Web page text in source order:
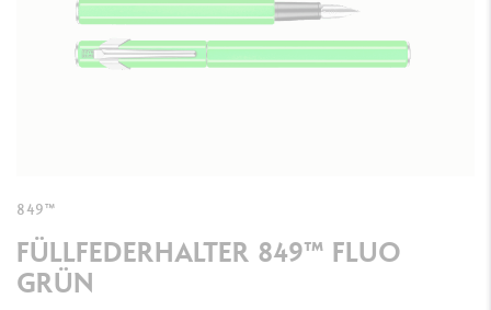
849™
FÜLLFEDERHALTER 849™ FLUO
GRÜN